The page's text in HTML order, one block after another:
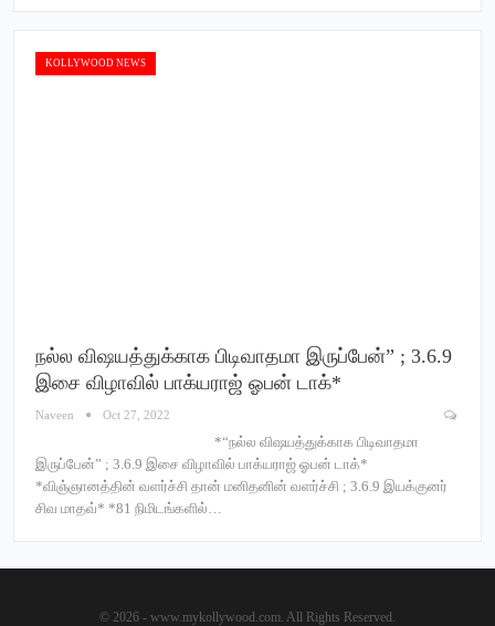
KOLLYWOOD NEWS
நல்ல விஷயத்துக்காக பிடிவாதமா இருப்பேன்” ; 3.6.9
இசை விழாவில் பாக்யராஜ் ஓபன் டாக்*
Naveen Oct 27, 2022
*“நல்ல விஷயத்துக்காக பிடிவாதமா
இருப்பேன்” ; 3.6.9 இசை விழாவில் பாக்யராஜ் ஓபன் டாக்*
*விஞ்ஞானத்தின் வளர்ச்சி தான் மனிதனின் வளர்ச்சி ; 3.6.9 இயக்குனர்
சிவ மாதவ்* *81 நிமிடங்களில்…
© 2026 - www.mykollywood.com. All Rights Reserved.